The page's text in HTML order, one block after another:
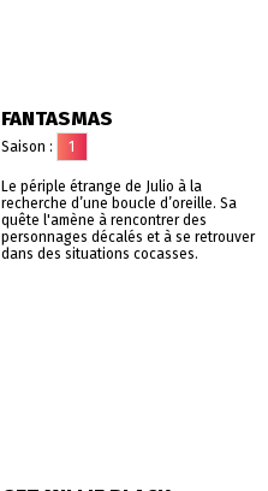
FANTASMAS
Saison : 1
Le périple étrange de Julio à la
recherche d’une boucle d’oreille. Sa
quête l'amène à rencontrer des
personnages décalés et à se retrouver
dans des situations cocasses.